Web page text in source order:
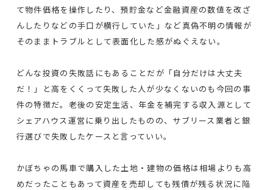
て物件価格を操作したり、預貯金など金融資産の数値を改ざ
んしたりなどの手口が横行していた」など真偽不明の情報が
そのままトラブルとして表面化した感がぬぐえない。
どんな投資の失敗話にもあることだが「自分だけは大丈夫
だ！」と高をくくって失敗した人が少なくないのも今回の事
件の特徴だ。老後の安定生活、年金を補完する収入源として
シェアハウス運営に乗り出したものの、サブリース業者と銀
行選びで失敗したケースと言っていい。
かぼちゃの馬車で購入した土地・建物の価格は相場よりも高
めだったこともあって資産を売却しても残債が残る状況に陥